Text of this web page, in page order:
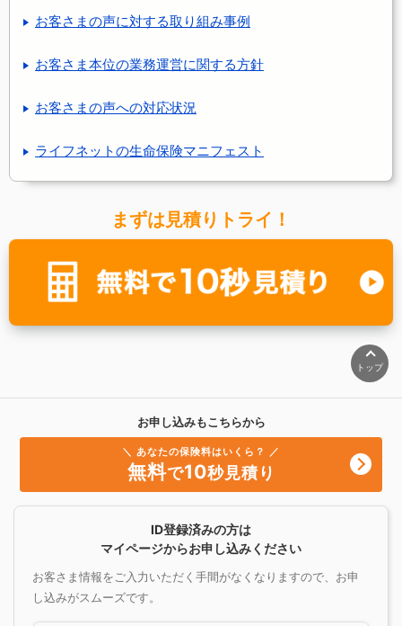
お客さまの声に対する取り組み事例
お客さま本位の業務運営に関する方針
お客さまの声への対応状況
ライフネットの生命保険マニフェスト
まずは見積りトライ！
トップ
お申し込みもこちらから
＼ あなたの保険料はいくら？ ／
無料で10秒見積り
ID登録済みの方は
マイページからお申し込みください
お客さま情報をご入力いただく手間がなくなりますので、お申
し込みがスムーズです。